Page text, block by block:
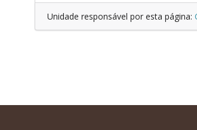
Unidade responsável por esta página: